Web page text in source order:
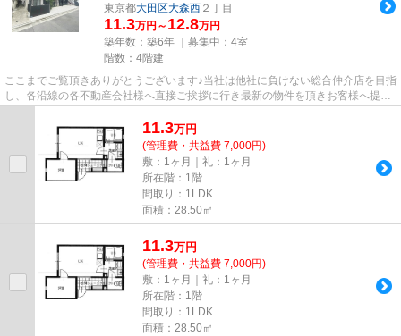
東京都大田区大森西 ２丁目
11.3万円～ 12.8万円
築年数：築6年 ｜募集中： 4室
階数：4階建
ここまでご覧頂きありがとうございます♪当社は他社に負けない総合仲介店を目指
し、各沿線の各不動産会社様へ直接ご挨拶に行き最新の物件を頂きお客様へ提供
11.3万円
(管理費・共益費 7,000円)
敷：1ヶ月｜礼：1ヶ月
所在階：1階
間取り：1LDK
面積：28.50㎡
11.3万円
(管理費・共益費 7,000円)
敷：1ヶ月｜礼：1ヶ月
所在階：1階
間取り：1LDK
面積：28.50㎡